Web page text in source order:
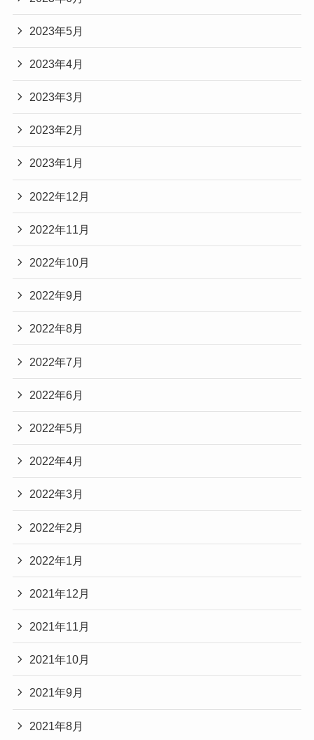
2023年5月
2023年4月
2023年3月
2023年2月
2023年1月
2022年12月
2022年11月
2022年10月
2022年9月
2022年8月
2022年7月
2022年6月
2022年5月
2022年4月
2022年3月
2022年2月
2022年1月
2021年12月
2021年11月
2021年10月
2021年9月
2021年8月